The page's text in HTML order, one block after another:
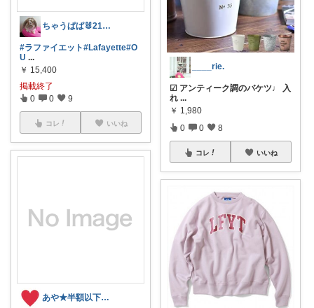
ちゃうぱぱ🐰21日購入感謝です💕🐰
#ラファイエット#Lafayette#O
U ...
￥ 15,400
掲載終了
0 0 9
コレ いいね
あや★半額以下★DEALコレクション有り
____rie.
☑︎ アンティーク調のバケツ♩ 入
れ ...
￥ 1,980
0 0 8
コレ いいね